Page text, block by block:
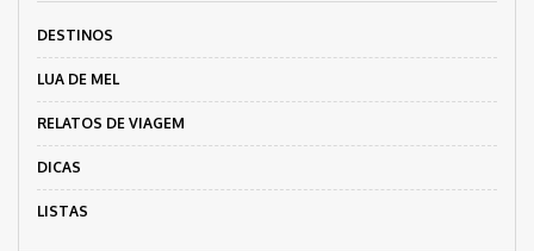
DESTINOS
LUA DE MEL
RELATOS DE VIAGEM
DICAS
LISTAS